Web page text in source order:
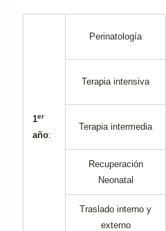
1er
año:
Perinatología
Terapia intensiva
Terapia intermedia
Recuperación
Neonatal
Traslado interno y
externo